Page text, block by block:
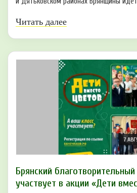
Читать далее
7
Брянский
участвует в акции «Дети